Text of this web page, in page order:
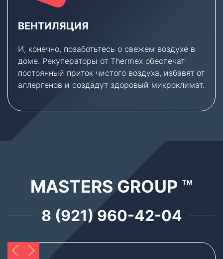
ВЕНТИЛЯЦИЯ
И, конечно, позаботьтесь о свежем воздухе в
доме. Рекуператоры от Thermex обеспечат
постоянный приток чистого воздуха, избавят от
аллергенов и создадут здоровый микроклимат.
MASTERS GROUP ™
8 (921) 960-42-04